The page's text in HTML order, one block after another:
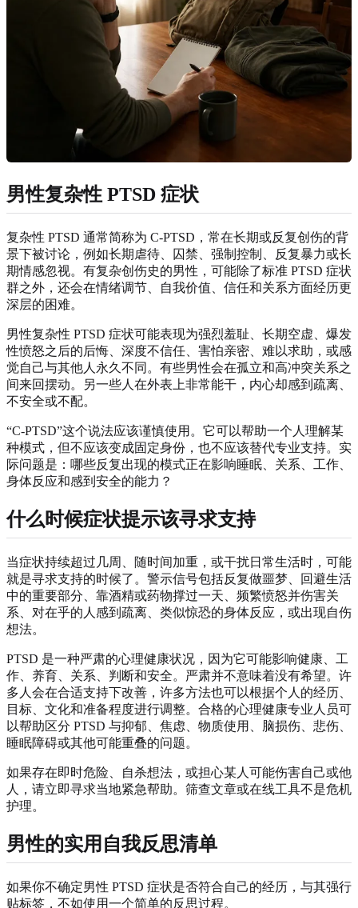
男性复杂性 PTSD 症状
复杂性 PTSD 通常简称为 C-PTSD，常在长期或反复创伤的背
景下被讨论，例如长期虐待、囚禁、强制控制、反复暴力或长
期情感忽视。有复杂创伤史的男性，可能除了标准 PTSD 症状
群之外，还会在情绪调节、自我价值、信任和关系方面经历更
深层的困难。
男性复杂性 PTSD 症状可能表现为强烈羞耻、长期空虚、爆发
性愤怒之后的后悔、深度不信任、害怕亲密、难以求助，或感
觉自己与其他人永久不同。有些男性会在孤立和高冲突关系之
间来回摆动。另一些人在外表上非常能干，内心却感到疏离、
不安全或不配。
“C-PTSD”这个说法应该谨慎使用。它可以帮助一个人理解某
种模式，但不应该变成固定身份，也不应该替代专业支持。实
际问题是：哪些反复出现的模式正在影响睡眠、关系、工作、
身体反应和感到安全的能力？
什么时候症状提示该寻求支持
当症状持续超过几周、随时间加重，或干扰日常生活时，可能
就是寻求支持的时候了。警示信号包括反复做噩梦、回避生活
中的重要部分、靠酒精或药物撑过一天、频繁愤怒并伤害关
系、对在乎的人感到疏离、类似惊恐的身体反应，或出现自伤
想法。
PTSD 是一种严肃的心理健康状况，因为它可能影响健康、工
作、养育、关系、判断和安全。严肃并不意味着没有希望。许
多人会在合适支持下改善，许多方法也可以根据个人的经历、
目标、文化和准备程度进行调整。合格的心理健康专业人员可
以帮助区分 PTSD 与抑郁、焦虑、物质使用、脑损伤、悲伤、
睡眠障碍或其他可能重叠的问题。
如果存在即时危险、自杀想法，或担心某人可能伤害自己或他
人，请立即寻求当地紧急帮助。筛查文章或在线工具不是危机
护理。
男性的实用自我反思清单
如果你不确定男性 PTSD 症状是否符合自己的经历，与其强行
贴标签，不如使用一个简单的反思过程。